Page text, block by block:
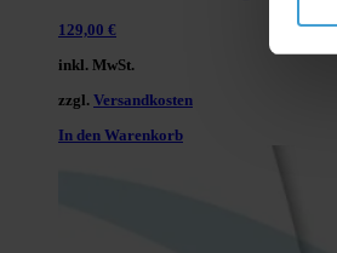
129,00 €
inkl. MwSt.
zzgl. Versandkosten
In den Warenkorb